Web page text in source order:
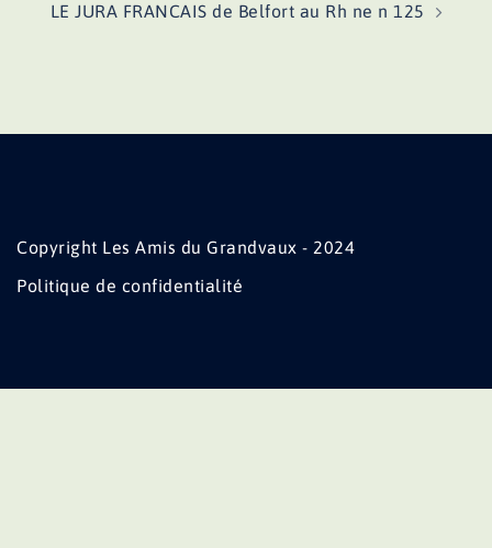
LE JURA FRANCAIS de Belfort au Rh ne n 125
Copyright Les Amis du Grandvaux - 2024
Politique de confidentialité